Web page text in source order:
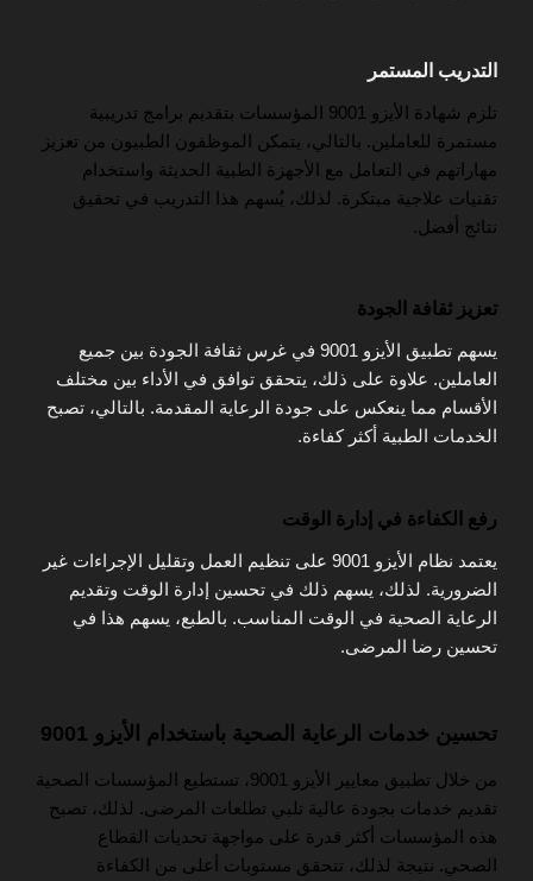
التدريب المستمر
تلزم شهادة الأيزو 9001 المؤسسات بتقديم برامج تدريبية
مستمرة للعاملين. بالتالي، يتمكن الموظفون الطبيون من تعزيز
مهاراتهم في التعامل مع الأجهزة الطبية الحديثة واستخدام
تقنيات علاجية مبتكرة. لذلك، يُسهم هذا التدريب في تحقيق
نتائج أفضل.
تعزيز ثقافة الجودة
يسهم تطبيق الأيزو 9001 في غرس ثقافة الجودة بين جميع
العاملين. علاوة على ذلك، يتحقق توافق في الأداء بين مختلف
الأقسام مما ينعكس على جودة الرعاية المقدمة. بالتالي، تصبح
الخدمات الطبية أكثر كفاءة.
رفع الكفاءة في إدارة الوقت
يعتمد نظام الأيزو 9001 على تنظيم العمل وتقليل الإجراءات غير
الضرورية. لذلك، يسهم ذلك في تحسين إدارة الوقت وتقديم
الرعاية الصحية في الوقت المناسب. بالطبع، يسهم هذا في
تحسين رضا المرضى.
تحسين خدمات الرعاية الصحية باستخدام الأيزو 9001
من خلال تطبيق معايير الأيزو 9001، تستطيع المؤسسات الصحية
تقديم خدمات بجودة عالية تلبي تطلعات المرضى. لذلك، تصبح
هذه المؤسسات أكثر قدرة على مواجهة تحديات القطاع
الصحي. نتيجة لذلك، تتحقق مستويات أعلى من الكفاءة